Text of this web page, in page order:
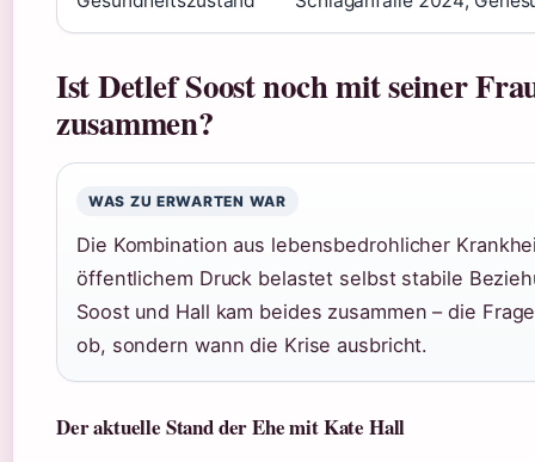
Ist Detlef Soost noch mit seiner
zusammen?
WAS ZU ERWARTEN WAR
Die Kombination aus lebensbedrohlicher
öffentlichem Druck belastet selbst stabile
Soost und Hall kam beides zusammen – die
ob, sondern wann die Krise ausbricht.
Der aktuelle Stand der Ehe mit Kate Hall